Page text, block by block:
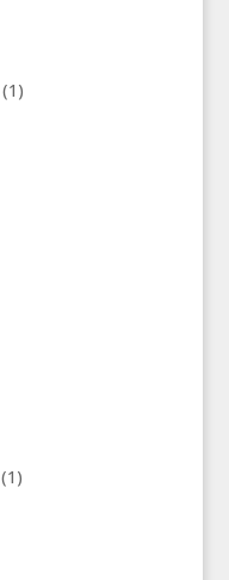
(1)
(1)